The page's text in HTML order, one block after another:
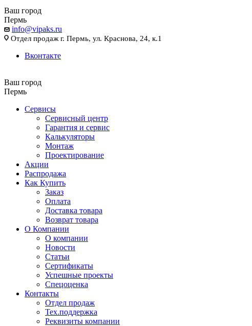
Ваш город
Пермь
info@vipaks.ru
Отдел продаж г. Пермь, ул. Краснова, 24, к.1
Вконтакте
Ваш город
Пермь
Сервисы
Сервисный центр
Гарантия и сервис
Калькуляторы
Монтаж
Проектирование
Акции
Распродажа
Как Купить
Заказ
Оплата
Доставка товара
Возврат товара
О Компании
О компании
Новости
Статьи
Сертификаты
Успешные проекты
Спецоценка
Контакты
Отдел продаж
Тех.поддержка
Реквизиты компании